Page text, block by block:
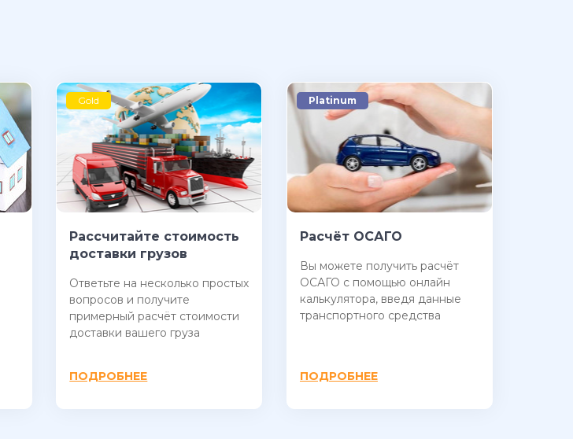
Gold
Рассчитайте стоимость
доставки грузов
Ответьте на несколько простых
вопросов и получите
примерный расчёт стоимости
доставки вашего груза
ПОДРОБНЕЕ
Platinum
Расчёт ОСАГО
Вы можете получить расчёт
ОСАГО с помощью онлайн
калькулятора, введя данные
транспортного средства
ПОДРОБНЕЕ